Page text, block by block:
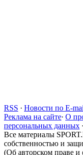
RSS · Новости по E-
Реклама на сайте· О
персональных данных ·
Все материалы
собственностью и
(Об авторском праве